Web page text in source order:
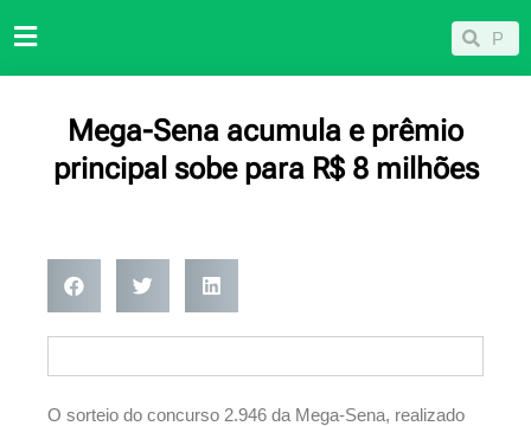
para
Pesquisar
Mega-Sena acumula e prêmio
principal sobe para R$ 8 milhões
O sorteio do concurso 2.946 da Mega-Sena, realizado